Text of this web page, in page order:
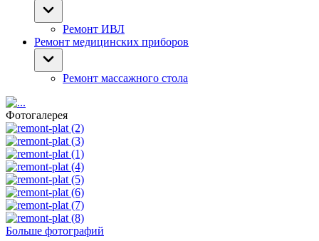
Ремонт ИВЛ
Ремонт медицинских приборов
Ремонт массажного стола
Фотогалерея
Больше фотографий